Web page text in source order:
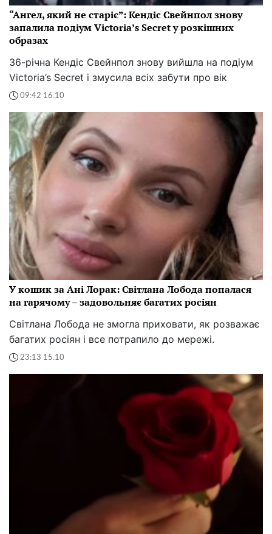
“Ангел, який не старіє”: Кендіс Свейнпол знову
запалила подіум Victoria’s Secret у розкішних
образах
36-річна Кендіс Свейнпол знову вийшла на подіум
Victoria’s Secret і змусила всіх забути про вік
09:42 16.10
У кошик за Ані Лорак: Світлана Лобода попалася
на гарячому – задовольняє багатих росіян
Світлана Лобода не змогла приховати, як розважає
багатих росіян і все потрапило до мережі.
23:13 15.10